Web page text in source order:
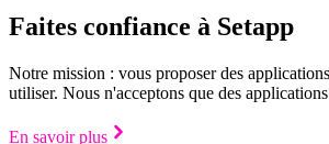
Faites confiance à Setapp
Notre mission : vous proposer des
utiliser. Nous n'acceptons que des
En savoir plus